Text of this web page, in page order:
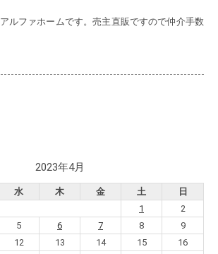
ルファホームです。売主直販ですので仲介手数
2023年4月
水 木 金 土
日
1
2
5 6 7 8
9
12 13 14 15
16